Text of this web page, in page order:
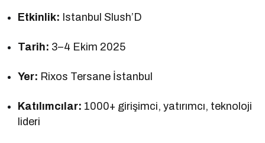
Etkinlik: Istanbul Slush’D
Tarih: 3–4 Ekim 2025
Yer: Rixos Tersane İstanbul
Katılımcılar: 1000+ girişimci, yatırımcı, teknoloji
lideri